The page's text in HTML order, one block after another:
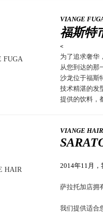
VIANGE
福斯特
<
为了追求奢华
从您到达的那
沙龙位于福斯
技术精湛的发
提供的饮料，
VIANGE HAIR
2014年11月
萨拉托加店拥
我们提供适合